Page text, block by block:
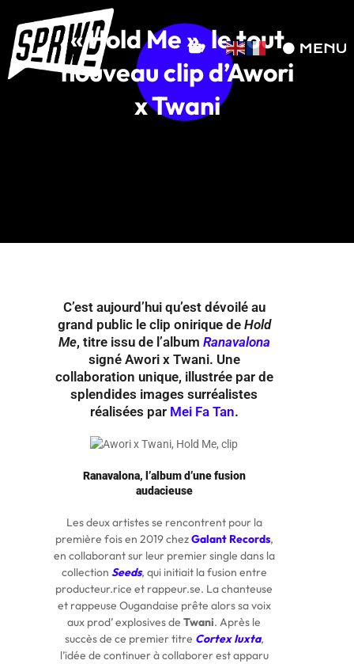
« Hold Me », le tout
nouveau clip d’Awori
x Twani
C’est aujourd’hui qu’est dévoilé au
grand public le clip onirique de Hold
Me, titre issu de l’album Ranavalona
signé Awori x Twani. Une
collaboration unique, illustrée par de
splendides images surréalistes
réalisées par Mei Fa Tan.
Ranavalona, l’album d’une fusion
audacieuse
Les deux artistes se rencontrent pour la
première fois en 2019 chezGalant Records,
en collaborant sur leur premier single dans la
collection Seeds, qui initiait la fusion entre
producteur.rice et rappeur.se. La chanteuse
et rappeuse Ougandaise prête alors sa voix
aux prod’ explosives deTwani. Après le
succès de ce premier titre Cortex Iuxta,
l’idée de continuer à collaborer est apparu